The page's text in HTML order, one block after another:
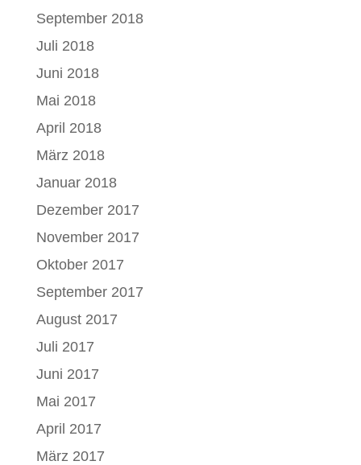
September 2018
Juli 2018
Juni 2018
Mai 2018
April 2018
März 2018
Januar 2018
Dezember 2017
November 2017
Oktober 2017
September 2017
August 2017
Juli 2017
Juni 2017
Mai 2017
April 2017
März 2017